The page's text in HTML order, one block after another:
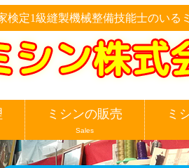
定1級縫製機械整備技能士のいる
ミシンの販売
Sales
ミ